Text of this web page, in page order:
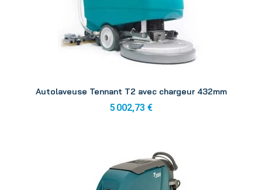
Autolaveuse Tennant T2 avec chargeur 432mm
5 002,73 €